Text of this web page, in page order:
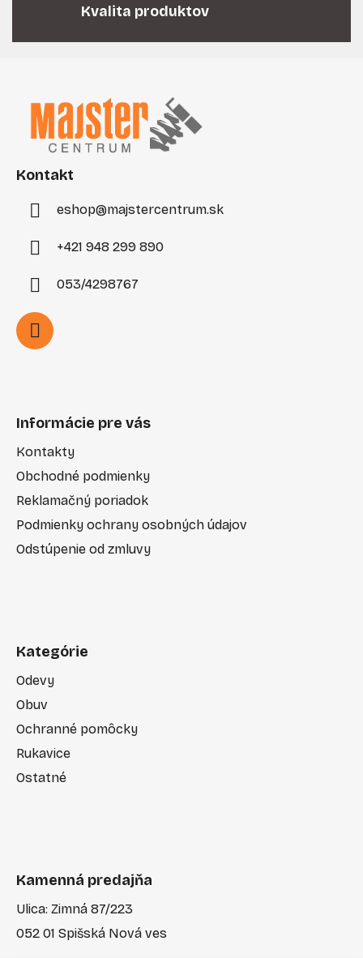
Kvalita produktov
Kontakt
eshop@majstercentrum.sk
+421 948 299 890
053/4298767
Informácie pre vás
Kontakty
Obchodné podmienky
Reklamačný poriadok
Podmienky ochrany osobných údajov
Odstúpenie od zmluvy
Kategórie
Odevy
Obuv
Ochranné pomôcky
Rukavice
Ostatné
Kamenná predajňa
Ulica: Zimná 87/223
052 01 Spišská Nová ves